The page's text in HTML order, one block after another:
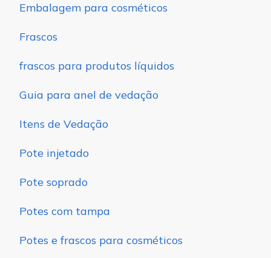
Embalagem para cosméticos
Frascos
frascos para produtos líquidos
Guia para anel de vedação
Itens de Vedação
Pote injetado
Pote soprado
Potes com tampa
Potes e frascos para cosméticos